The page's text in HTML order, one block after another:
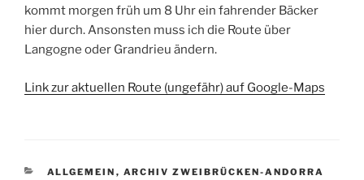
kommt morgen früh um 8 Uhr ein fahrender Bäcker
hier durch. Ansonsten muss ich die Route über
Langogne oder Grandrieu ändern.
Link zur aktuellen Route (ungefähr)auf Google-Maps
KATEGORIEN
ALLGEMEIN , ARCHIV ZWEIBRÜCKEN-ANDORRA